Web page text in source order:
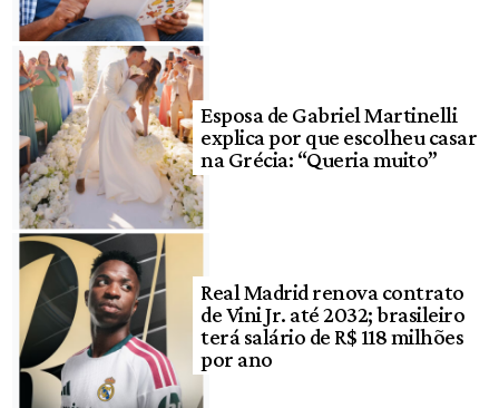
Esposa de Gabriel Martinelli
explica por que escolheu casar
na Grécia: “Queria muito”
Real Madrid renova contrato
de Vini Jr. até 2032; brasileiro
terá salário de R$ 118 milhões
por ano